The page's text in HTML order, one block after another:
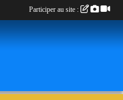
Participer au site :